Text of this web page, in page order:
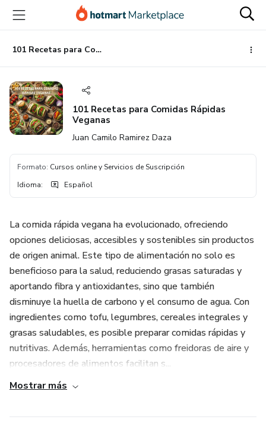
principal
página
de
página
101 Recetas para Comidas Rápidas Veganas
101 Recetas para Comidas Rápidas
Veganas
Juan Camilo Ramirez Daza
Formato: Cursos online y Servicios de Suscripción
Idioma: Español
La comida rápida vegana ha evolucionado, ofreciendo
opciones deliciosas, accesibles y sostenibles sin productos
de origen animal. Este tipo de alimentación no solo es
beneficioso para la salud, reduciendo grasas saturadas y
aportando fibra y antioxidantes, sino que también
disminuye la huella de carbono y el consumo de agua. Con
ingredientes como tofu, legumbres, cereales integrales y
grasas saludables, es posible preparar comidas rápidas y
nutritivas. Además, herramientas como freidoras de aire y
procesadores de alimentos facilitan s...
Mostrar más